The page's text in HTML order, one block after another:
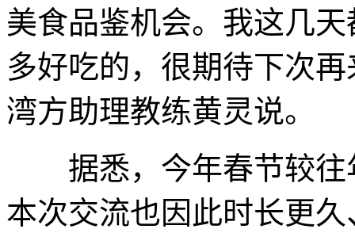
美食品鉴机会。我这几
多好吃的，很期待下次
湾方助理教练黄灵说。
据悉，今年春节较往
本次交流也因此时长更